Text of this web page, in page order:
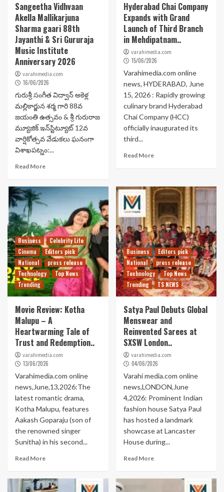
Sangeetha Vidhvaan
Akella Mallikarjuna
Sharma gaari 88th
Jayanthi & Sri Gururaja
Music Institute
Anniversary 2026
varahimedia.com
16/06/2026
గురుశ్రీ సంగీత విద్వాన్ అకెళ్ల
మల్లికార్జున శర్మ గారి 88వ
జయంతి ఉత్సవం & శ్రీ గురురాజ
మ్యూజిక్ ఇన్‌స్టిట్యూట్ 12వ
వార్షికోత్సవ వేడుకలు ఘనంగా
విశాఖపట్నం:...
Read More
Hyderabad Chai Company
Expands with Grand
Launch of Third Branch
in Mehdipatnam..
varahimedia.com
15/06/2026
Varahimedia.com online
news, HYDERABAD, June
15, 2026 : Rapidly growing
culinary brand Hyderabad
Chai Company (HCC)
officially inaugurated its
third...
Read More
Business
Celebrity Life
Cinema
Editors pick
National
press release
Technology
Top News
Trending
Movie Review: Kotha
Malupu – A
Heartwarming Tale of
Trust and Redemption..
varahimedia.com
13/06/2026
Varahimedia.com online
news,June,13,2026:The
latest romantic drama,
Kotha Malupu, features
Aakash Goparaju (son of
the renowned singer
Sunitha) in his second...
Read More
Business
Editors pick
National
press release
Technology
Top News
Trending
TS NEWS
Satya Paul Debuts Global
Menswear and
Reinvented Sarees at
SXSW London..
varahimedia.com
04/06/2026
Varahi media.com online
news,LONDON,June
4,2026: Prominent Indian
fashion house Satya Paul
has hosted a landmark
showcase at Lancaster
House during...
Read More